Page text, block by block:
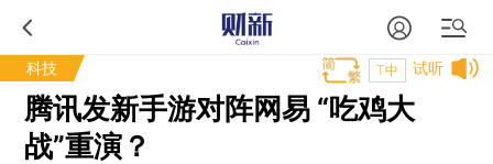
科技 试听
T中
腾讯发新手游对阵网易 “吃鸡大
战”重演？